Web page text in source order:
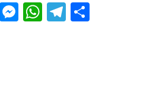
SkypeMessenger
WhatsApp
Telegram